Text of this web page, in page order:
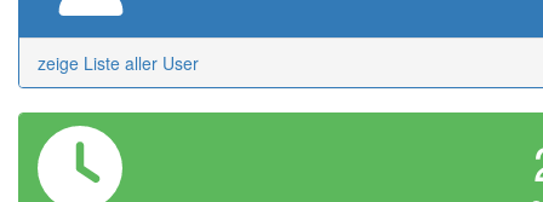
zeige Liste aller User